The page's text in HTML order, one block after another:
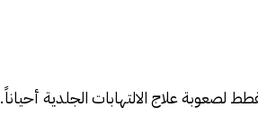
لصعوبة علاج الالتهابات الجلدية أحياناً.